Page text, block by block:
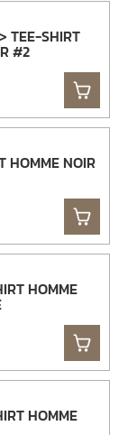
TEE-SHIRT
#2
HOMME NOIR
HOMME
HOMME